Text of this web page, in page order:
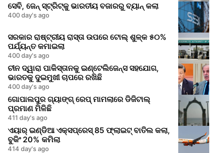
ସେବି, ଜେନ୍‌ ସ୍ଟ୍ରିଟ୍‌କୁ ଭାରତୀୟ ବଜାରରୁ ବ୍ୟାନ୍ କଲା
400 day's ago
ସରକାର ରାଷ୍ଟ୍ରୀୟ ରାସ୍ତା ଉପରେ ଟୋଲ୍ ଶୁଳ୍କ ୫୦%
ପର୍ଯ୍ୟନ୍ତ କମାଇଲା
400 day's ago
ଚୀନ ଦ୍ୱାରା ପାକିସ୍ତାନକୁ ଇଣ୍ଟେଲିଜେନ୍ସ ସହଯୋଗ,
ଭାରତକୁ ଦୁଇମୁଖୀ ଚାପରେ ରଖିଛି
400 day's ago
ଗୋପାଲପୁର ଗ୍ୟାଙ୍ଗ୍ ରେପ୍ ମାମଲାରେ ଡିଜିଟାଲ୍
ପ୍ରମାଣ ମିଳିଛି
411 day's ago
ଏୟାର୍ ଇଣ୍ଡିଆ ଏକ୍ସପ୍ରେସ୍ 85 ଫ୍ଲାଇଟ୍ ବାତିଲ କଲା,
ବୁକିଂ 20% କମିଲା
414 day's ago